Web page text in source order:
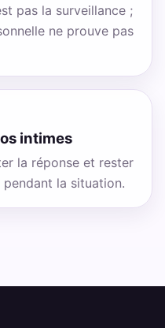
pas la surveillance ;
ne prouve pas
intimes
la réponse et rester
la situation.